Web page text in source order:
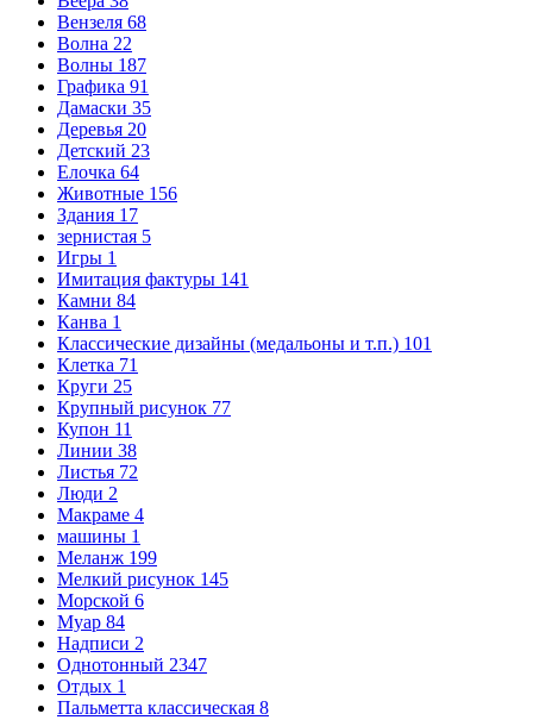
Вензеля 68
Волна 22
Волны 187
Графика 91
Дамаски 35
Деревья 20
Детский 23
Елочка 64
Животные 156
Здания 17
зернистая 5
Игры 1
Имитация фактуры 141
Камни 84
Канва 1
Классические дизайны (медальоны и т.п.) 101
Клетка 71
Круги 25
Крупный рисунок 77
Купон 11
Линии 38
Листья 72
Люди 2
Макраме 4
машины 1
Меланж 199
Мелкий рисунок 145
Морской 6
Муар 84
Надписи 2
Однотонный 2347
Отдых 1
Пальметта классическая 8